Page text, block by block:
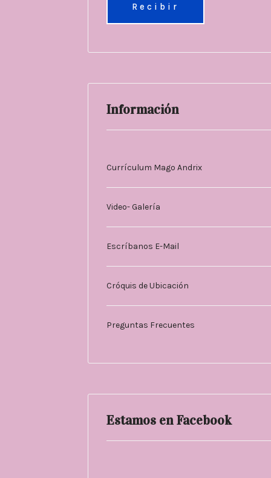
Información
Currículum Mago Andrix
Video- Galería
Escríbanos E-Mail
Cróquis de Ubicación
Preguntas Frecuentes
Estamos en Facebook